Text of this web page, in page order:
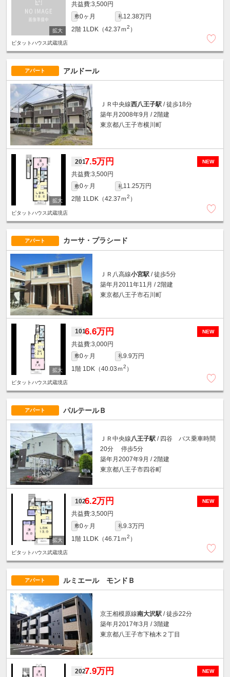
3,500円
敷0ヶ月 礼12.38万円
2階 1LDK（42.37ｍ2 ）
ピタットハウス武蔵境店
アパート アルドール
ＪＲ中央線西八王子駅 / 徒歩18分
築年月2008年9月 / 2階建
東京都八王子市横川町
NEW
2017.5万円
3,500円
敷0ヶ月 礼11.25万円
2階 1LDK（42.37ｍ2 ）
ピタットハウス武蔵境店
アパート カーサ・プラシード
ＪＲ八高線小宮駅 / 徒歩5分
築年月2011年11月 / 2階建
東京都八王子市石川町
NEW
1016.6万円
3,000円
敷0ヶ月 礼9.9万円
1階 1DK（40.03ｍ2 ）
ピタットハウス武蔵境店
アパート パルテールＢ
ＪＲ中央線八王子駅 / 四谷 バス乗車時間
20分 停歩5分
築年月2007年9月 / 2階建
東京都八王子市四谷町
NEW
1026.2万円
3,500円
敷0ヶ月 礼9.3万円
1階 1LDK（46.71ｍ2 ）
ピタットハウス武蔵境店
アパート ルミエール モンドＢ
京王相模原線南大沢駅 / 徒歩22分
築年月2017年3月 / 3階建
東京都八王子市下柚木２丁目
NEW
2027.9万円